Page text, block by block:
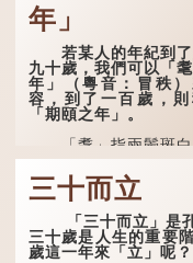
然吐真言，就好像被不
西（如鬼魂）在後腦拍
下，藏在腦中的秘密便
而出。因此「鬼拍...
年」
若某人的年紀到了
九十歲，我們可以「
年」（粵音：冒秩）
容，到了一百歲，則
「期頤之年」。
「耄」指兩鬢斑白
人家，亦含有思想紊亂
思；「耋」更有跌倒
思，也是用來形容老
的。
曹操《對酒歌》就
道：「耄耋皆得以壽終
三十而立
「三十而立」是孔
三十歲是人生的重要
歲這一年來「立」呢？